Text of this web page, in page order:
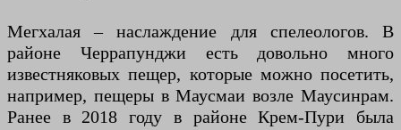
Мегхалая – наслаждение для спелеологов. В
районе Черрапунджи есть довольно много
известняковых пещер, которые можно посетить,
например, пещеры в Маусмаи возле Маусинрам.
Ранее в 2018 году в районе Крем-Пури была